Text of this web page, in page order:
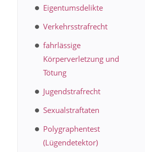
Eigentumsdelikte
Verkehrsstrafrecht
fahrlässige
Körperverletzung und
Tötung
Jugendstrafrecht
Sexualstraftaten
Polygraphentest
(Lügendetektor)